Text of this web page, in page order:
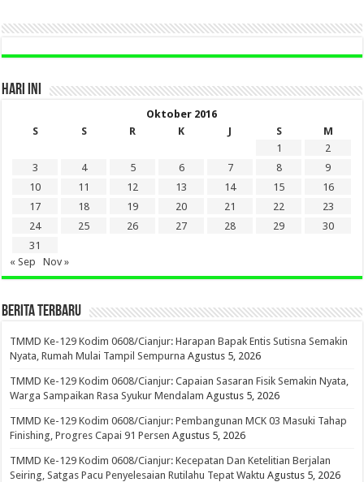
HARI INI
Oktober 2016
S
S R K J S
M
1
2
3
4 5 6 7 8
9
10
11 12 13 14 15
16
17
18 19 20 21 22
23
24
25 26 27 28 29
30
31
« Sep
Nov »
BERITA TERBARU
TMMD Ke-129 Kodim 0608/Cianjur: Harapan Bapak Entis Sutisna Semakin
Nyata, Rumah Mulai Tampil Sempurna Agustus 5, 2026
TMMD Ke-129 Kodim 0608/Cianjur: Capaian Sasaran Fisik Semakin Nyata,
Warga Sampaikan Rasa Syukur Mendalam Agustus 5, 2026
TMMD Ke-129 Kodim 0608/Cianjur: Pembangunan MCK 03 Masuki Tahap
Finishing, Progres Capai 91 Persen Agustus 5, 2026
TMMD Ke-129 Kodim 0608/Cianjur: Kecepatan Dan Ketelitian Berjalan
Seiring, Satgas Pacu Penyelesaian Rutilahu Tepat Waktu Agustus 5, 2026